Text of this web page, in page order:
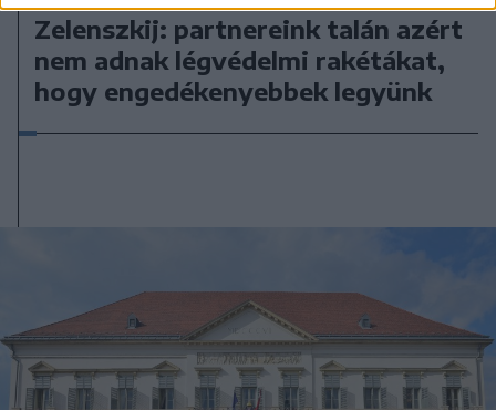
Zelenszkij: partnereink talán azért
nem adnak légvédelmi rakétákat,
hogy engedékenyebbek legyünk